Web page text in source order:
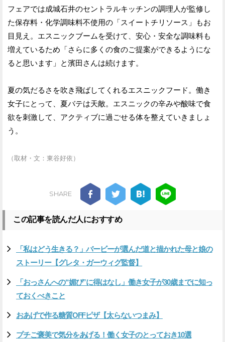
フェアでは成城石井のセントラルキッチンの調理人が監修し
た保存料・化学調味料不使用の「スイートチリソース」もお
目見え。エスニックブームを受けて、安心・安全な調味料も
増えているため「さらに多くの食のご提案ができるようにな
ると思います」と濱田さんは続けます。
夏の気だるさを吹き飛ばしてくれるエスニックフード。働き
女子にとって、夏バテは天敵。エスニックの辛みや酸味で食
欲を刺激して、アクティブに過ごせる体を整えていきましょ
う。
（取材・文：東谷好依）
SHARE
この記事を読んだ人におすすめ
「私はどう生きる？」バービーが選んだ道と描かれた母と娘の
ストーリー【グレタ・ガーウィグ監督】
「おっさんへの“媚び”に得はなし」働き女子が30歳までに知っ
ておくべきこと
おあげで作る糖質OFFピザ【太らないつまみ】
プチご褒美で気分をあげる！働く女子のとっておき10選